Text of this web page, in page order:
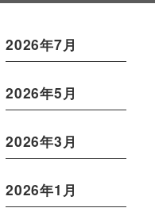
2026年7月
2026年5月
2026年3月
2026年1月